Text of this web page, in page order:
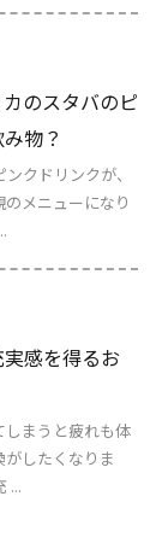
のスタバのピ
物？
クドリンクが、
メニューになり
感を得るお
しまうと疲れも体
したくなりま
...